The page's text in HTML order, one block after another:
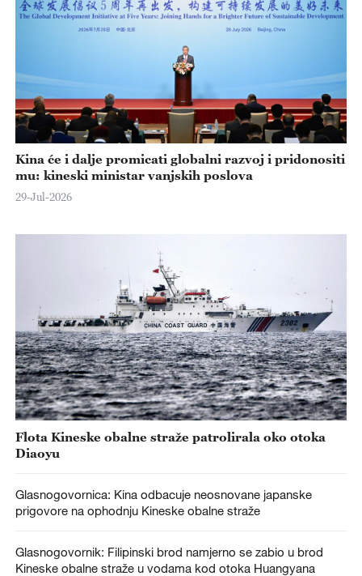
Kina će i dalje promicati globalni razvoj i pridonositi
mu: kineski ministar vanjskih poslova
29-Jul-2026
Flota Kineske obalne straže patrolirala oko otoka
Diaoyu
Glasnogovornica: Kina odbacuje neosnovane japanske
prigovore na ophodnju Kineske obalne straže
Glasnogovornik: Filipinski brod namjerno se zabio u brod
Kineske obalne straže u vodama kod otoka Huangyana